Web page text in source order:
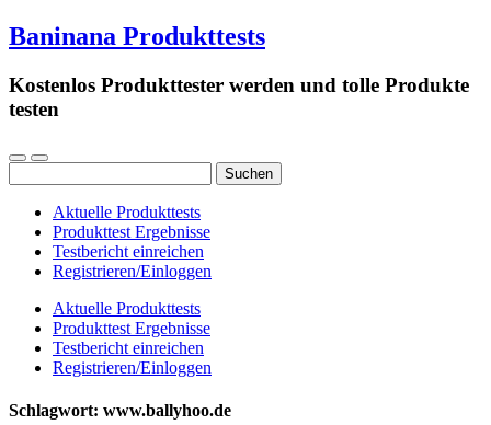
Baninana Produkttests
Kostenlos Produkttester werden und tolle Produkte
testen
nach:
Aktuelle Produkttests
Produkttest Ergebnisse
Testbericht einreichen
Registrieren/Einloggen
Aktuelle Produkttests
Produkttest Ergebnisse
Testbericht einreichen
Registrieren/Einloggen
Schlagwort: www.ballyhoo.de